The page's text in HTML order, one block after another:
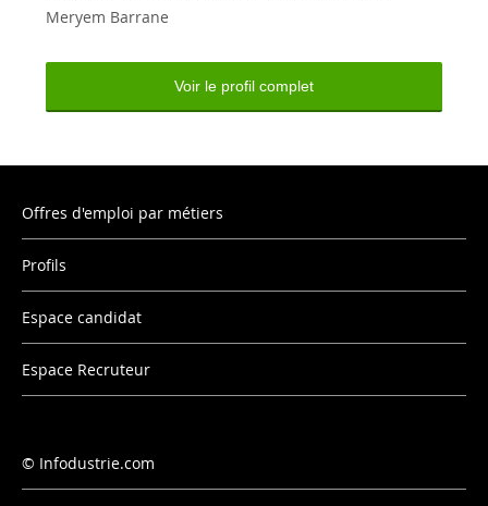
Meryem Barrane
Voir le profil complet
Offres d'emploi par métiers
Profils
Espace candidat
Espace Recruteur
Infodustrie.com